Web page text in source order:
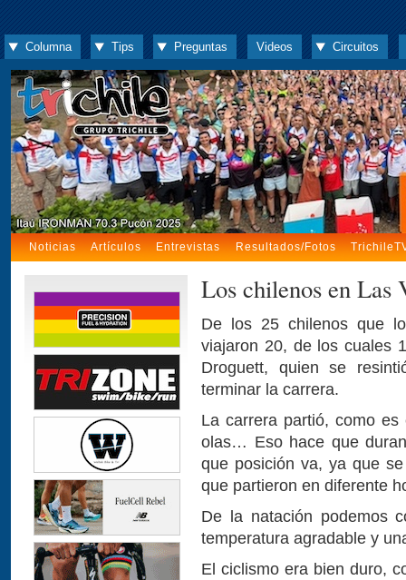
Columna Tips Preguntas Videos Circuitos
Noticias Artículos Entrevistas Resultados/Fotos
Los chilenos en Las
De los 25 chilenos que
viajaron 20, de los cuales
Droguett, quien se
terminar la carrera.
La carrera partió, como
olas… Eso hace que
que posición va, ya que
que partieron en diferente
De la natación podemos
temperatura agradable y
El ciclismo era bien duro,